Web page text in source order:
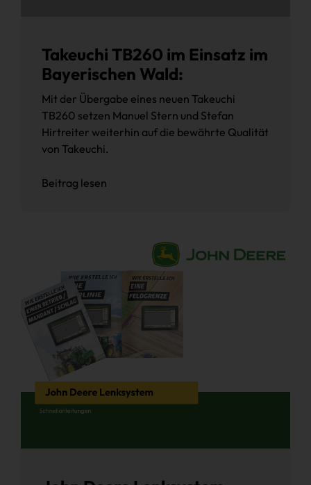
Takeuchi TB260 im Einsatz im
Bayerischen Wald:
Mit der Übergabe eines neuen Takeuchi
TB260 setzen Manuel Stern und Stefan
Hirtreiter weiterhin auf die bewährte Qualität
von Takeuchi.
Beitrag lesen